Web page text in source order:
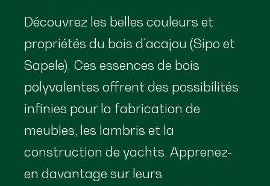
Découvrez les belles couleurs et
propriétés du bois d'acajou (Sipo et
Sapele). Ces essences de bois
polyvalentes offrent des possibilités
infinies pour la fabrication de
meubles, les lambris et la
construction de yachts. Apprenez-
en davantage sur leurs